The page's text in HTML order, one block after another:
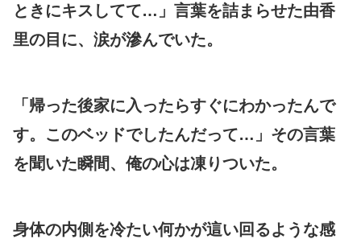
ときにキスしてて…」言葉を詰まらせた由香
里の目に、涙が滲んでいた。
「帰った後家に入ったらすぐにわかったんで
す。このベッドでしたんだって…」その言葉
を聞いた瞬間、俺の心は凍りついた。
身体の内側を冷たい何かが這い回るような感